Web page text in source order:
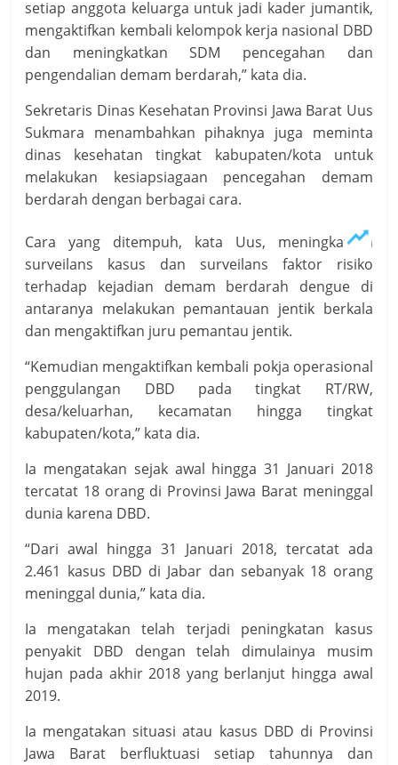
setiap anggota keluarga untuk jadi kader jumantik,
mengaktifkan kembali kelompok kerja nasional DBD
dan meningkatkan SDM pencegahan dan
pengendalian demam berdarah,” kata dia.
Sekretaris Dinas Kesehatan Provinsi Jawa Barat Uus
Sukmara menambahkan pihaknya juga meminta
dinas kesehatan tingkat kabupaten/kota untuk
melakukan kesiapsiagaan pencegahan demam
berdarah dengan berbagai cara.
Cara yang ditempuh, kata Uus, meningkatkan
surveilans kasus dan surveilans faktor risiko
terhadap kejadian demam berdarah dengue di
antaranya melakukan pemantauan jentik berkala
dan mengaktifkan juru pemantau jentik.
“Kemudian mengaktifkan kembali pokja operasional
penggulangan DBD pada tingkat RT/RW,
desa/keluarhan, kecamatan hingga tingkat
kabupaten/kota,” kata dia.
Ia mengatakan sejak awal hingga 31 Januari 2018
tercatat 18 orang di Provinsi Jawa Barat meninggal
dunia karena DBD.
“Dari awal hingga 31 Januari 2018, tercatat ada
2.461 kasus DBD di Jabar dan sebanyak 18 orang
meninggal dunia,” kata dia.
Ia mengatakan telah terjadi peningkatan kasus
penyakit DBD dengan telah dimulainya musim
hujan pada akhir 2018 yang berlanjut hingga awal
2019.
Ia mengatakan situasi atau kasus DBD di Provinsi
Jawa Barat berfluktuasi setiap tahunnya dan